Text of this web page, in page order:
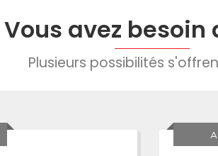
Vous avez besoin
Plusieurs possibilités